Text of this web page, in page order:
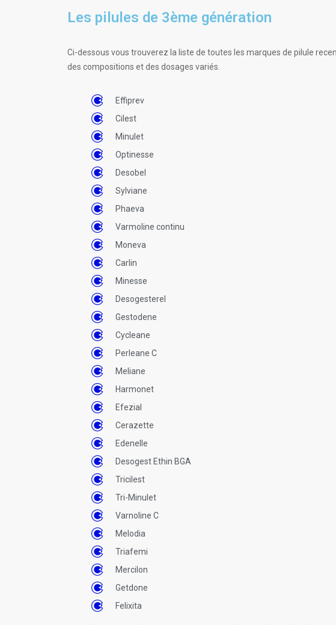
Les pilules de 3ème génération
Ci-dessous vous trouverez la liste de toutes les marques de pilule
des compositions et des dosages variés.
Effiprev
Cilest
Minulet
Optinesse
Desobel
Sylviane
Phaeva
Varmoline continu
Moneva
Carlin
Minesse
Desogesterel
Gestodene
Cycleane
Perleane C
Meliane
Harmonet
Efezial
Cerazette
Edenelle
Desogest Ethin BGA
Tricilest
Tri-Minulet
Varnoline C
Melodia
Triafemi
Mercilon
Getdone
Felixita